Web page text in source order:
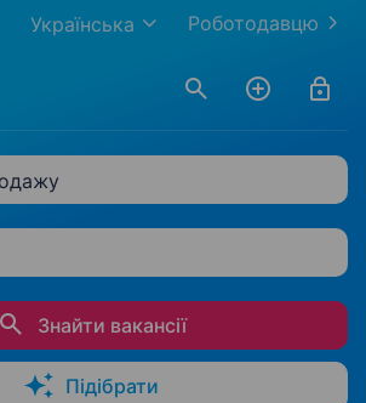
Роботодавцю
Українська
Знайти вакансії
Підібрати